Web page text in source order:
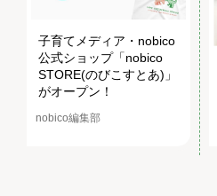
子育てメディア・nobico
公式ショップ「nobico
STORE(のびこすとあ)」
がオープン！
nobico編集部